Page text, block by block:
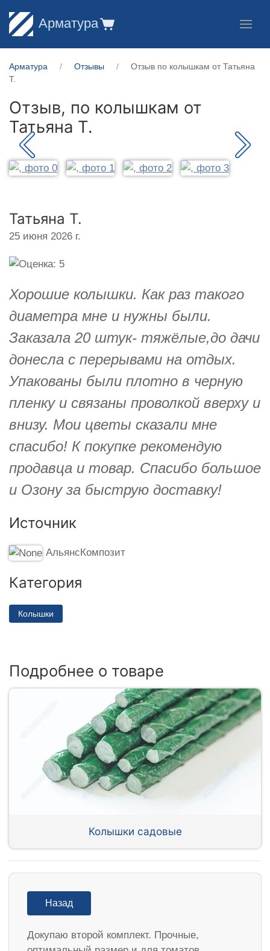
Арматура
Арматура Отзывы
Отзыв по колышкам от Татьяна
Т.
Отзыв, по колышкам от
Татьяна Т.
Татьяна Т.
25 июня 2026 г.
Хорошие колышки. Как раз такого
диаметра мне и нужны были.
Заказала 20 штук- тяжёлые,до дачи
донесла с перерывами на отдых.
Упакованы были плотно в черную
пленку и связаны проволкой вверху и
внизу. Мои цветы сказали мне
спасибо! К покупке рекомендую
продавца и товар. Спасибо большое
и Озону за быструю доставку!
Источник
АльянсКомпозит
Категория
Колышки
Подробнее о товаре
Колышки садовые
Назад
Докупаю второй комплект. Прочные,